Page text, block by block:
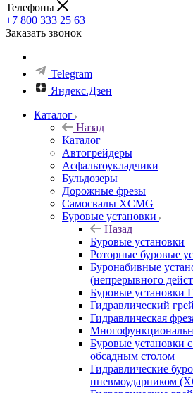
Телефоны
+7 800 333 25 63
Заказать звонок
Telegram
Яндекс.Дзен
Каталог
Назад
Каталог
Автогрейдеры
Асфальтоукладчики
Бульдозеры
Дорожные фрезы
Самосвалы XCMG
Буровые установки
Назад
Буровые установки
Роторные буровые
Буронабивные
(непрерывного
Буровые установки
Гидравлический
Гидравлическая
Буровые установки
обсадным столом
Гидравлические
пневмоударником